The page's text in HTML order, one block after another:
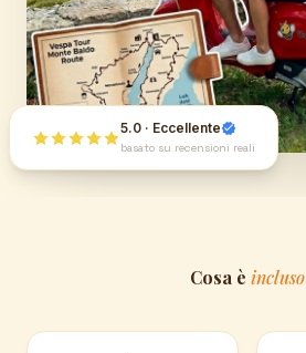
5.0 · Eccellente
basato su recensioni reali
Cosa è incluso